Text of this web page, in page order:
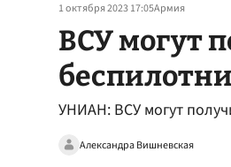
1 октября 2023 17:05Армия
ВСУ могут
УНИАН: ВСУ могут
Александра Вишневская